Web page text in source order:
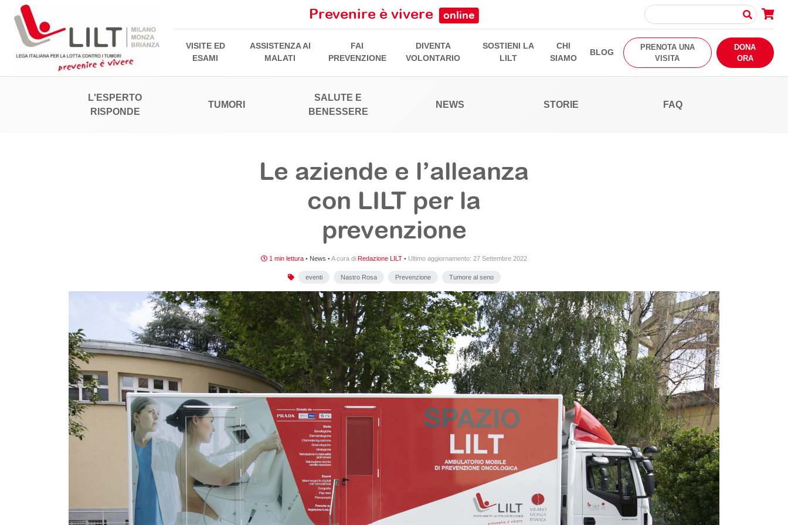
Prevenire è vivere online
VISITE ED
ESAMI
ASSISTENZA AI
MALATI
FAI
PREVENZIONE
DIVENTA
VOLONTARIO
SOSTIENI LA
LILT
CHI
SIAMO
BLOG
PRENOTA UNA
VISITA
DONA
ORA
L'ESPERTO
RISPONDE
TUMORI
SALUTE E
BENESSERE
NEWS STORIE FAQ
Le aziende e l’alleanza
con LILT per la
prevenzione
1 min lettura • News •A cura di Redazione LILT • Ultimo aggiornamento: 27 Settembre 2022
eventi Nastro Rosa Prevenzione Tumore al seno